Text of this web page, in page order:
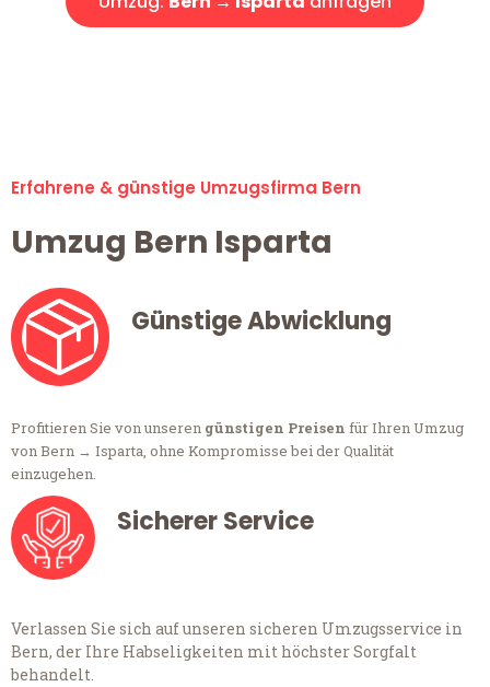
Erfahrene & günstige Umzugsfirma Bern
Umzug Bern Isparta
Günstige Abwicklung
Profitieren Sie von unseren günstigen Preisen für Ihren Umzug
von Bern → Isparta, ohne Kompromisse bei der Qualität
einzugehen.
Sicherer Service
Verlassen Sie sich auf unseren sicheren Umzugsservice in
Bern, der Ihre Habseligkeiten mit höchster Sorgfalt
behandelt.